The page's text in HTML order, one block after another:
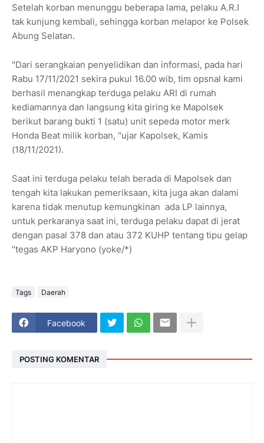
Setelah korban menunggu beberapa lama, pelaku A.R.I
tak kunjung kembali, sehingga korban melapor ke Polsek
Abung Selatan.
"Dari serangkaian penyelidikan dan informasi, pada hari
Rabu 17/11/2021 sekira pukul 16.00 wib, tim opsnal kami
berhasil menangkap terduga pelaku ARI di rumah
kediamannya dan langsung kita giring ke Mapolsek
berikut barang bukti 1 (satu) unit sepeda motor merk
Honda Beat milik korban, "ujar Kapolsek, Kamis
(18/11/2021).
Saat ini terduga pelaku telah berada di Mapolsek dan
tengah kita lakukan pemeriksaan, kita juga akan dalami
karena tidak menutup kemungkinan ada LP lainnya,
untuk perkaranya saat ini, terduga pelaku dapat di jerat
dengan pasal 378 dan atau 372 KUHP tentang tipu gelap
"tegas AKP Haryono (yoke/*)
Tags Daerah
Facebook
POSTING KOMENTAR